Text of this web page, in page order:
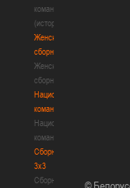
команда
(история)
Женские
сборные
Женские
сборные
Национальная
команда
Национальная
команда
Сборные
3х3
Сборные